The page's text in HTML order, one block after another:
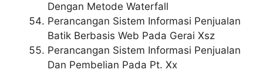
Dengan Metode Waterfall
Perancangan Sistem Informasi Penjualan
Batik Berbasis Web Pada Gerai Xsz
Perancangan Sistem Informasi Penjualan
Dan Pembelian Pada Pt. Xx